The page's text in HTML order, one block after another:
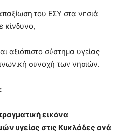
του ΕΣΥ στα νησιά
κίνδυνο,
αξιόπιστο σύστημα υγείας
συνοχή των νησιών.
εικόνα
υγείας στις Κυκλάδες ανά